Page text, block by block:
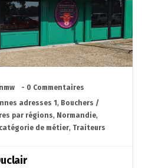
- 0 Commentaires
adresses 1 , Bouchers /
par régions, Normandie,
de métier, Traiteurs